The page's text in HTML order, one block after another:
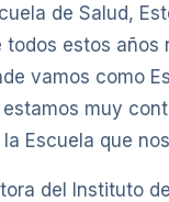
de Salud,
todos estos
vamos como
muy
Escuela que
del Instituto